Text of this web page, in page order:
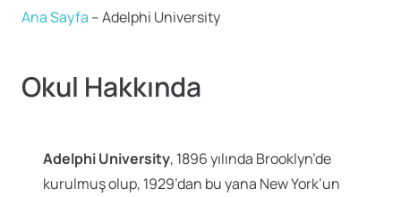
Ana Sayfa –Adelphi University
Okul Hakkında
Adelphi University, 1896 yılında Brooklyn’de
kurulmuş olup, 1929’dan bu yana New York’un